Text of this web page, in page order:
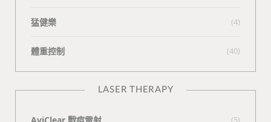
猛健樂 (4)
體重控制 (40)
LASER THERAPY
(5)